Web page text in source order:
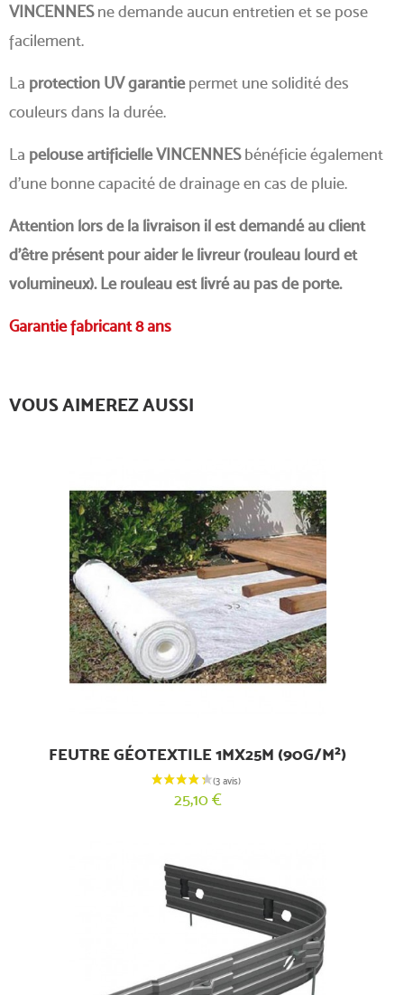
VINCENNESne demande aucun entretien et se pose
facilement.
La protection UV garantiepermet une solidité des
couleurs dans la durée.
La pelouse artificielle VINCENNESbénéficie également
d'une bonne capacité de drainage en cas de pluie.
Attention lors de la livraison il est demandé au client
d'être présent pour aider le livreur (rouleau lourd et
volumineux). Le rouleau est livré au pas de porte.
Garantie fabricant 8 ans
VOUS AIMEREZ AUSSI
FEUTRE GÉOTEXTILE 1MX25M (90G/M²)
25,10 €